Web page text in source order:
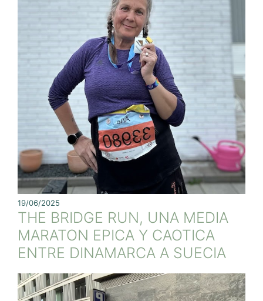
19/06/2025
THE BRIDGE RUN, UNA MEDIA
MARATON EPICA Y CAOTICA
ENTRE DINAMARCA A SUECIA